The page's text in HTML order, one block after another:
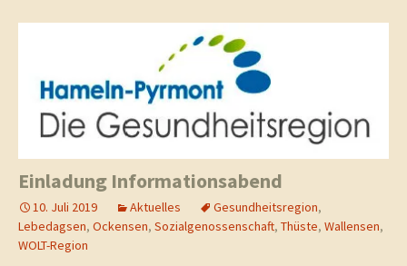
Einladung Informationsabend
10. Juli 2019 Aktuelles Gesundheitsregion,
Lebedagsen, Ockensen, Sozialgenossenschaft, Thüste, Wallensen,
WOLT-Region